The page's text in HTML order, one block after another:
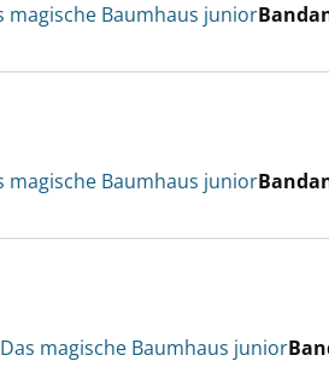
magische Baumhaus junior
magische Baumhaus junior
Das magische Baumhaus junior